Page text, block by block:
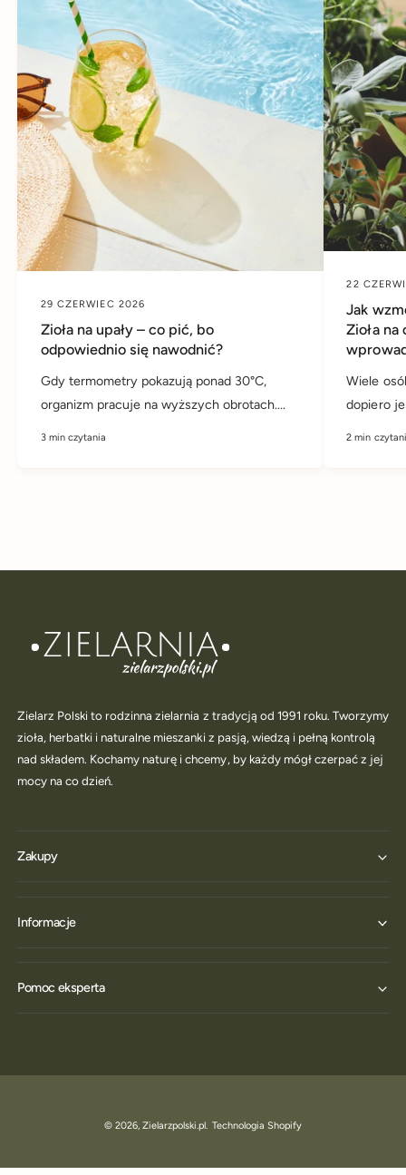
29 CZERWIEC 2026
Zioła na upały – co pić, bo
odpowiednio się nawodnić?
Gdy termometry pokazują ponad 30°C,
organizm pracuje na wyższych obrotach....
3 min czytania
22
Jak
Zioła
Wiele
dopiero
2 min
Zielarz Polski to rodzinna zielarnia z tradycją od 1991 roku. Tworzymy
zioła, herbatki i naturalne mieszanki z pasją, wiedzą i pełną kontrolą
nad składem. Kochamy naturę i chcemy, by każdy mógł czerpać z jej
mocy na co dzień.
Zakupy
Informacje
Pomoc eksperta
© 2026, Zielarzpolski.pl. Technologia Shopify